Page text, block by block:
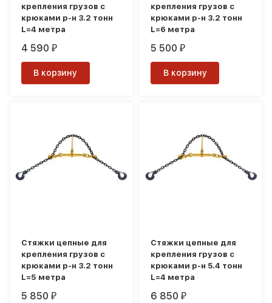
крепления грузов с
крюками р-н 3.2 тонн
L=4 метра
4 590₽
В корзину
крепления грузов с
крюками р-н 3.2 тонн
L=6 метра
5 500₽
В корзину
Стяжки цепные для
крепления грузов с
крюками р-н 3.2 тонн
L=5 метра
5 850₽
Стяжки цепные для
крепления грузов с
крюками р-н 5.4 тонн
L=4 метра
6 850₽